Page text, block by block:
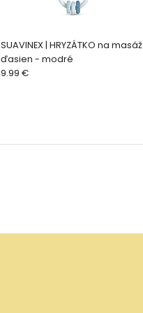
SUAVINEX | HRYZÁTKO na masáž
ďasien - modré
9.99 €